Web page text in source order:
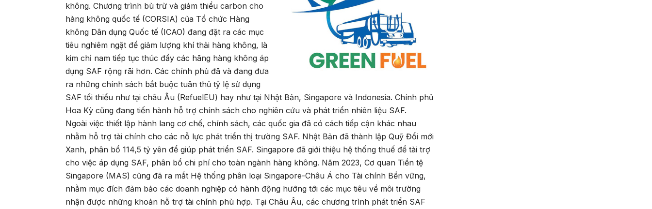
không. Chương trình bù trừ và giảm thiểu carbon cho
hàng không quốc tế (CORSIA) của Tổ chức Hàng
không Dân dụng Quốc tế (ICAO) đang đặt ra các mục
tiêu nghiêm ngặt để giảm lượng khí thải hàng không, là
kim chỉ nam tiếp tục thúc đẩy các hãng hàng không áp
dụng SAF rộng rãi hơn. Các chính phủ đã và đang đưa
ra những chính sách bắt buộc tuân thủ tỷ lệ sử dụng
SAF tối thiểu như tại châu Âu (RefuelEU) hay như tại Nhật Bản, Singapore và Indonesia. Chính phủ
Hoa Kỳ cũng đang tiến hành hỗ trợ chính sách cho nghiên cứu và phát triển nhiên liệu SAF.
Ngoài việc thiết lập hành lang cơ chế, chính sách, các quốc gia đã có cách tiếp cận khác nhau
nhằm hỗ trợ tài chính cho các nỗ lực phát triển thị trường SAF. Nhật Bản đã thành lập Quỹ Đổi mới
Xanh, phân bổ 114,5 tỷ yên để giúp phát triển SAF. Singapore đã giới thiệu hệ thống thuế để tài trợ
cho việc áp dụng SAF, phân bổ chi phí cho toàn ngành hàng không. Năm 2023, Cơ quan Tiền tệ
Singapore (MAS) cũng đã ra mắt Hệ thống phân loại Singapore-Châu Á cho Tài chính Bền vững,
nhằm mục đích đảm bảo các doanh nghiệp có hành động hướng tới các mục tiêu về môi trường
nhận được những khoản hỗ trợ tài chính phù hợp. Tại Châu Âu, các chương trình phát triển SAF